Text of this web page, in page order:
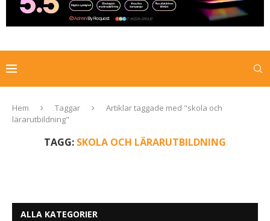
Hem Taggar
Artiklar taggade med "skola och
lärarutbildning"
TAGG: SKOLA OCH LÄRARUTBILDNING
ALLA KATEGORIER